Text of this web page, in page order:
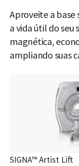
Aproveite a base
a vida útil do seu
magnética,
ampliando suas
SIGNA™ Artist Lift